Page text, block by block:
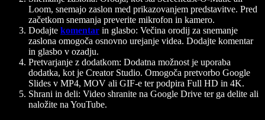
Loom, snemajo zaslon med prikazovanjem predstavitve. Pred
začetkom snemanja preverite mikrofon in kamero.
Dodajte komentar in glasbo: Večina orodij za snemanje
zaslona omogoča osnovno urejanje videa. Dodajte komentar
in glasbo v ozadju.
Pretvarjanje z dodatkom: Dodatna možnost je uporaba
dodatka, kot je Creator Studio. Omogoča pretvorbo Google
Slides v MP4, MOV ali GIF-e ter podpira Full HD in 4K.
Shrani in deli: Video shranite na Google Drive ter ga delite ali
naložite na YouTube.